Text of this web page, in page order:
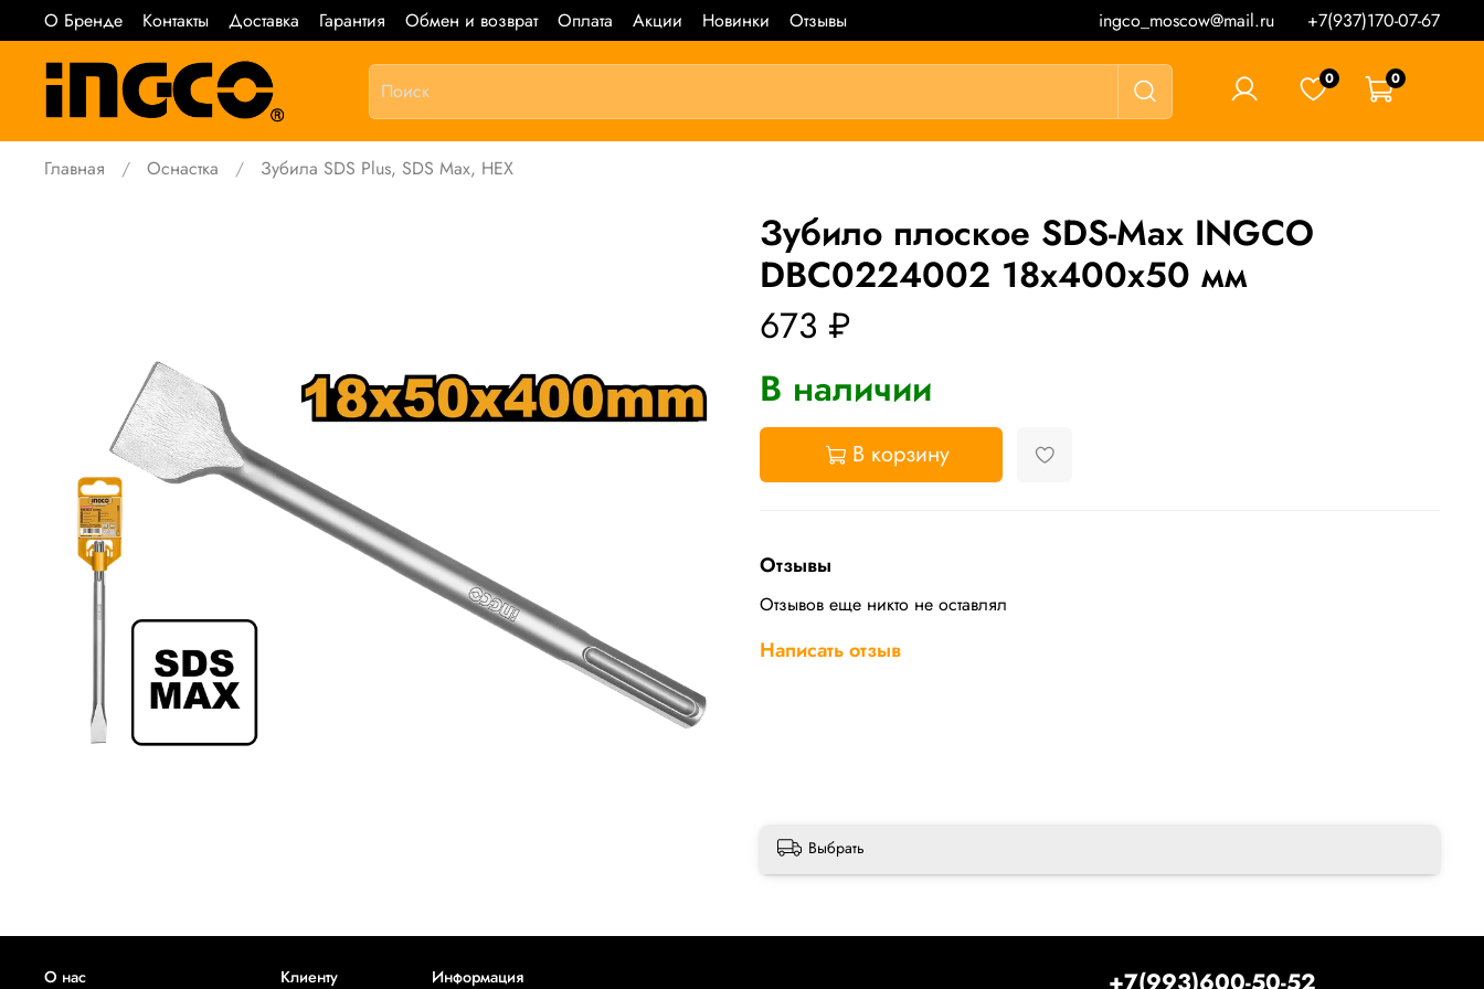
О Бренде Контакты Доставка Гарантия Обмен и возврат Оплата Акции Новинки Отзывы ingco_moscow@mail.ru +7(937)170-07-67
0 0
Главная Оснастка Зубила SDS Plus, SDS Max, HEX
Зубило плоское SDS-Max INGCO
DBC0224002 18х400х50 мм
673 ₽
В наличии
В корзину
Отзывы
Отзывов еще никто не оставлял
Написать отзыв
Выбрать
О нас Клиенту Информация